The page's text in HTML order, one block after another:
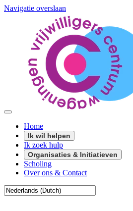
Navigatie overslaan
Home
Ik wil helpen
Ik zoek hulp
Organisaties & Initiatieven
Scholing
Over ons & Contact